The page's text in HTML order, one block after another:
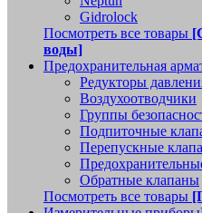
Gidrolock
Посмотреть все товары
воды]
Предохранительная
Редукторы
Воздухоотводчики
Группы
Подпиточные
Перепускные
Обратные клапаны
Посмотреть все товары